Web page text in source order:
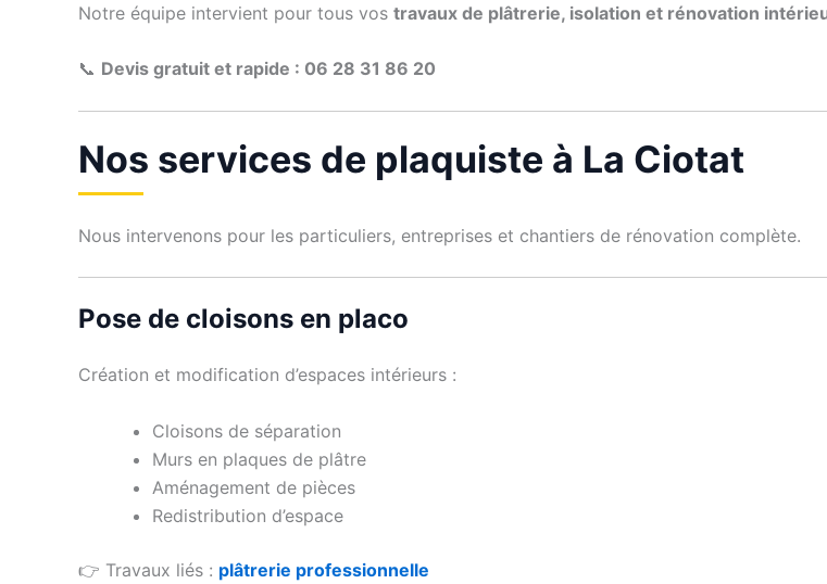
Notre équipe intervient pour tous vos travaux de plâtrerie, isolation et rénovation
📞 Devis gratuit et rapide : 06 28 31 86 20
Nos services de plaquiste à La Ciotat
Nous intervenons pour les particuliers, entreprises et chantiers de rénovation complète.
Pose de cloisons en placo
Création et modification d’espaces intérieurs :
Cloisons de séparation
Murs en plaques de plâtre
Aménagement de pièces
Redistribution d’espace
👉 Travaux liés : plâtrerie professionnelle